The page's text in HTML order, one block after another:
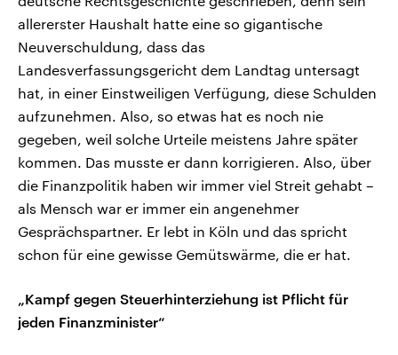
allererster Haushalt hatte eine so gigantische
Neuverschuldung, dass das
Landesverfassungsgericht dem Landtag untersagt
hat, in einer Einstweiligen Verfügung, diese Schulden
aufzunehmen. Also, so etwas hat es noch nie
gegeben, weil solche Urteile meistens Jahre später
kommen. Das musste er dann korrigieren. Also, über
die Finanzpolitik haben wir immer viel Streit gehabt –
als Mensch war er immer ein angenehmer
Gesprächspartner. Er lebt in Köln und das spricht
schon für eine gewisse Gemütswärme, die er hat.
„Kampf gegen Steuerhinterziehung ist Pflicht für
jeden Finanzminister“